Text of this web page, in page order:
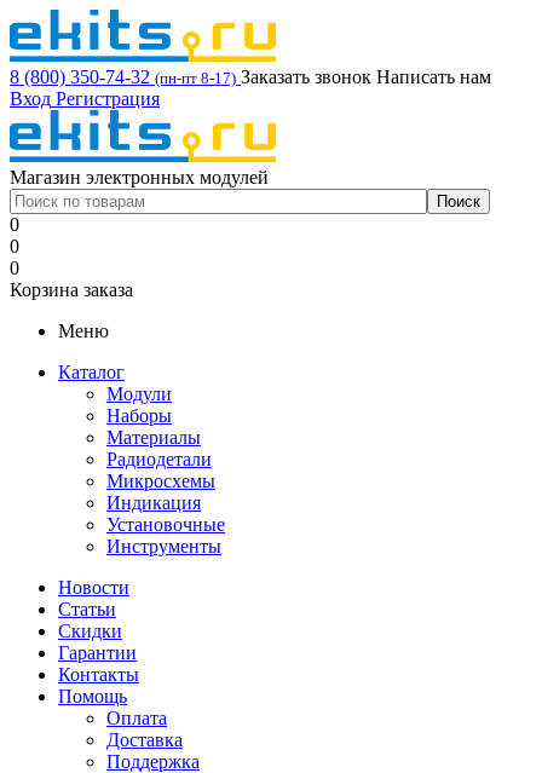
8 (800) 350-74-32 (пн-пт 8-17) Заказать звонок Написать нам
Вход Регистрация
Магазин электронных модулей
0
0
0
Корзина заказа
Меню
Каталог
Модули
Наборы
Материалы
Радиодетали
Микросхемы
Индикация
Установочные
Инструменты
Новости
Статьи
Скидки
Гарантии
Контакты
Помощь
Оплата
Доставка
Поддержка